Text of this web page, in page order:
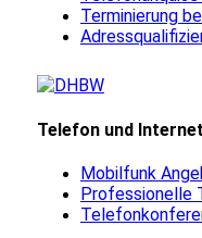
Terminierung
Telefon und Internet
Mobilfunk
Professionelle